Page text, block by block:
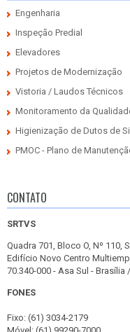
Engenharia
Inspeção Predial
Elevadores
Projetos de Modernização
Vistoria / Laudos Técnicos
Monitoramento da
Higienização de Dutos de
PMOC - Plano de
CONTATO
SRTVS
Quadra 701, Bloco O, Nº 110,
Edifício Novo Centro
70.340-000 - Asa Sul - Brasília
FONES
Fixo: (61) 3034-2179